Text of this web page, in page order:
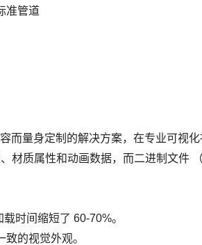
准管道
而量身定制的解决方案，在专业可视
材质属性和动画数据，而二进制文件
时间缩短了 60-70%。
的视觉外观。